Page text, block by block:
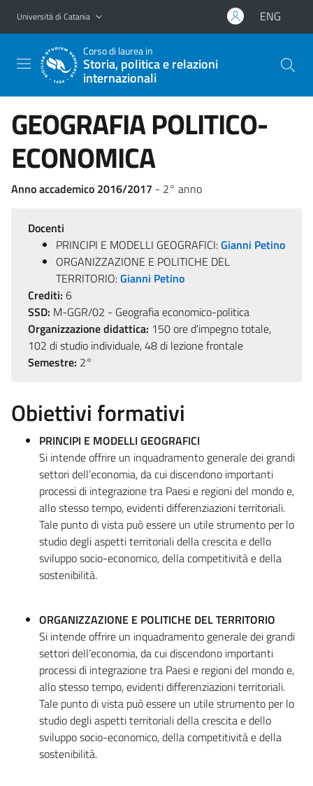
Vai al contenuto principale
Vai al menu di navigazione
Università di Catania ENG
Corso di laurea in
Storia, politica e relazioni
internazionali
GEOGRAFIA POLITICO-
ECONOMICA
Anno accademico 2016/2017 - 2° anno
Docenti
PRINCIPI E MODELLI GEOGRAFICI:Gianni Petino
ORGANIZZAZIONE E POLITICHE DEL
TERRITORIO:Gianni Petino
Crediti: 6
SSD: M-GGR/02 - Geografia economico-politica
Organizzazione didattica: 150 ore d'impegno totale,
102 di studio individuale, 48 di lezione frontale
Semestre: 2°
Obiettivi formativi
PRINCIPI E MODELLI GEOGRAFICI
Si intende offrire un inquadramento generale dei grandi
settori dell’economia, da cui discendono importanti
processi di integrazione tra Paesi e regioni del mondo e,
allo stesso tempo, evidenti differenziazioni territoriali.
Tale punto di vista può essere un utile strumento per lo
studio degli aspetti territoriali della crescita e dello
sviluppo socio-economico, della competitività e della
sostenibilità.
ORGANIZZAZIONE E POLITICHE DEL TERRITORIO
Si intende offrire un inquadramento generale dei grandi
settori dell’economia, da cui discendono importanti
processi di integrazione tra Paesi e regioni del mondo e,
allo stesso tempo, evidenti differenziazioni territoriali.
Tale punto di vista può essere un utile strumento per lo
studio degli aspetti territoriali della crescita e dello
sviluppo socio-economico, della competitività e della
sostenibilità.